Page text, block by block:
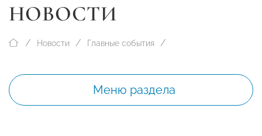
НОВОСТИ
Новости Главные события
Меню раздела